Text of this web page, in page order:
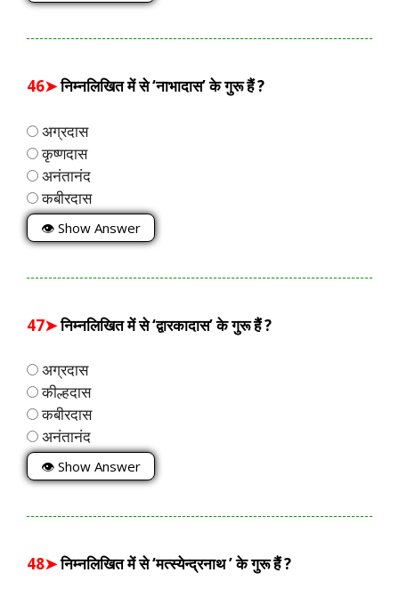
46➤निम्नलिखित में से ‘नाभादास’ के गुरू हैं ?
अग्रदास
कृष्णदास
अनंतानंद
कबीरदास
👁 Show Answer
47➤निम्नलिखित में से ‘द्वारकादास’ के गुरू हैं ?
अग्रदास
कील्हदास
कबीरदास
अनंतानंद
👁 Show Answer
48➤निम्नलिखित में से ‘मत्स्येन्द्रनाथ ’ के गुरू हैं ?